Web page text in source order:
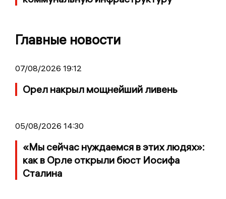
Главные новости
07/08/2026 19:12
Орел накрыл мощнейший ливень
05/08/2026 14:30
«Мы сейчас нуждаемся в этих людях»:
как в Орле открыли бюст Иосифа
Сталина